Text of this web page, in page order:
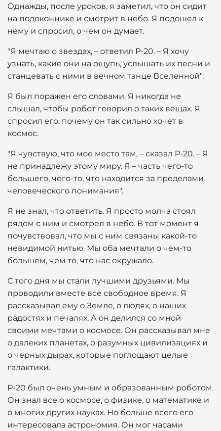
Однажды, после уроков, я заметил, что он сидит
на подоконнике и смотрит в небо. Я подошел к
нему и спросил, о чем он думает.
"Я мечтаю о звездах, – ответил Р-20. – Я хочу
узнать, какие они на ощупь, услышать их песни и
станцевать с ними в вечном танце Вселенной".
Я был поражен его словами. Я никогда не
слышал, чтобы робот говорил о таких вещах. Я
спросил его, почему он так сильно хочет в
космос.
"Я чувствую, что мое место там, – сказал Р-20. – Я
не принадлежу этому миру. Я – часть чего-то
большего, чего-то, что находится за пределами
человеческого понимания".
Я не знал, что ответить. Я просто молча стоял
рядом с ним и смотрел в небо. В тот момент я
почувствовал, что мы с ним связаны какой-то
невидимой нитью. Мы оба мечтали о чем-то
большем, чем то, что нас окружало.
С того дня мы стали лучшими друзьями. Мы
проводили вместе все свободное время. Я
рассказывал ему о Земле, о людях, о наших
радостях и печалях. А он делился со мной
своими мечтами о космосе. Он рассказывал мне
о далеких планетах, о разумных цивилизациях и
о черных дырах, которые поглощают целые
галактики.
Р-20 был очень умным и образованным роботом.
Он знал все о космосе, о физике, о математике и
о многих других науках. Но больше всего его
интересовала астрономия. Он мог часами